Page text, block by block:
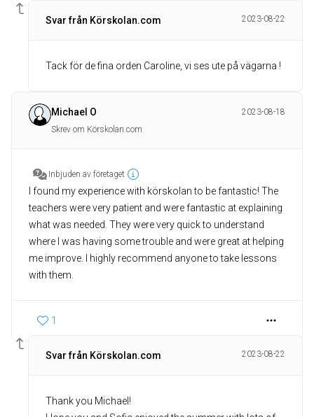
Svar från Körskolan.com 2023-08-22
Tack för de fina orden Caroline, vi ses ute på vägarna !
Michael O
2023-08-18
Skrev om Körskolan.com
Inbjuden av företaget
I found my experience with körskolan to be fantastic! The
teachers were very patient and were fantastic at explaining
what was needed. They were very quick to understand
where I was having some trouble and were great at helping
me improve. I highly recommend anyone to take lessons
with them.
1
Svar från Körskolan.com 2023-08-22
Thank you Michael!